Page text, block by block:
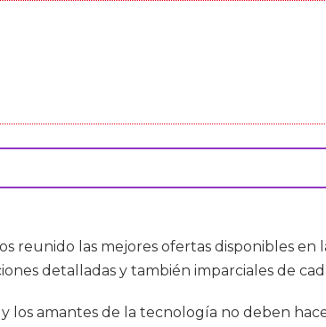
reunido las mejores ofertas disponibles
detalladas y también imparciales de
amantes de la tecnología no deben